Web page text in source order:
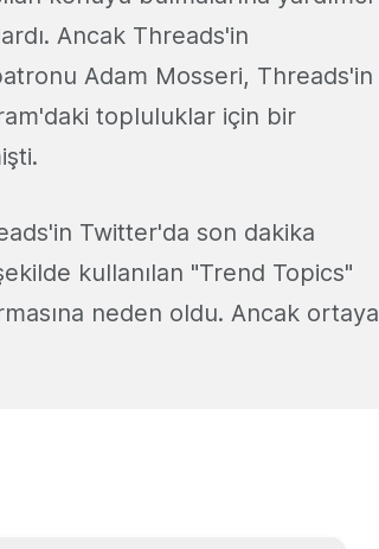
Ancak Threads'in
Adam Mosseri, Threads'in
topluluklar için bir
Twitter'da son dakika
kullanılan "Trend Topics"
neden oldu. Ancak ortaya